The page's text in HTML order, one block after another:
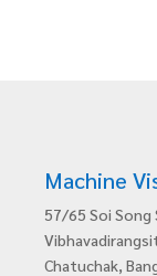
Machine
57/65 Soi Song
Chatuchak,